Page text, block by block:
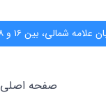
۱۶ و ۱۸، برج علامه، پلاک ۵۵، واحد ب
صفحه اصلی